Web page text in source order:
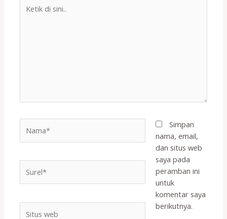
Simpan
nama, email,
dan situs web
saya pada
peramban ini
untuk
komentar saya
berikutnya.